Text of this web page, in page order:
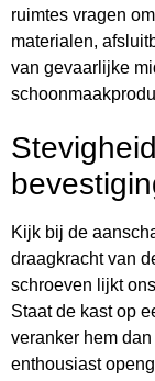
ruimtes vragen
materialen,
van gevaarlijke
Kijk bij de
draagkracht van
schroeven lijkt
Staat de kast op
veranker hem
enthousiast